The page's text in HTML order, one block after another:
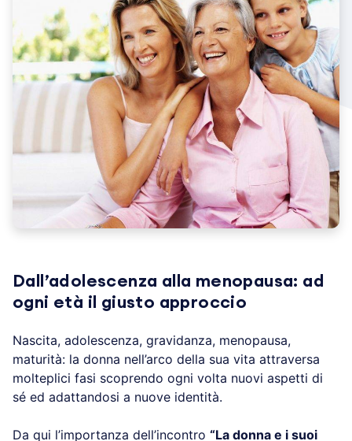
Dall’adolescenza alla menopausa: ad
ogni età il giusto approccio
Nascita, adolescenza, gravidanza, menopausa,
maturità: la donna nell’arco della sua vita attraversa
molteplici fasi scoprendo ogni volta nuovi aspetti di
sé ed adattandosi a nuove identità.
Da qui l’importanza dell’incontro “La donna e i suoi